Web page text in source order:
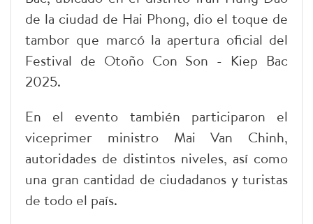
de la ciudad de Hai Phong, dio el toque de
tambor que marcó la apertura oficial del
Festival de Otoño Con Son - Kiep Bac
2025.
En el evento también participaron el
viceprimer ministro Mai Van Chinh,
autoridades de distintos niveles, así como
una gran cantidad de ciudadanos y turistas
de todo el país.